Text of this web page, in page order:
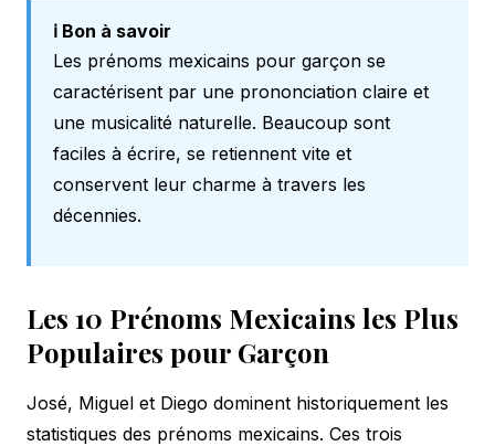
ℹ️ Bon à savoir
Les prénoms mexicains pour garçon se
caractérisent par une prononciation claire et
une musicalité naturelle. Beaucoup sont
faciles à écrire, se retiennent vite et
conservent leur charme à travers les
décennies.
Les 10 Prénoms Mexicains les Plus
Populaires pour Garçon
José, Miguel et Diego dominent historiquement les
statistiques des prénoms mexicains. Ces trois